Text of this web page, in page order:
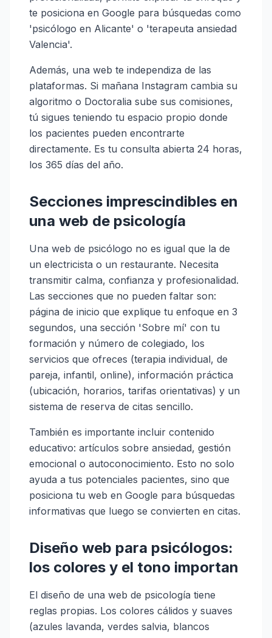
te posiciona en Google para búsquedas como
'psicólogo en Alicante' o 'terapeuta ansiedad
Valencia'.
Además, una web te independiza de las
plataformas. Si mañana Instagram cambia su
algoritmo o Doctoralia sube sus comisiones,
tú sigues teniendo tu espacio propio donde
los pacientes pueden encontrarte
directamente. Es tu consulta abierta 24 horas,
los 365 días del año.
Secciones imprescindibles en
una web de psicología
Una web de psicólogo no es igual que la de
un electricista o un restaurante. Necesita
transmitir calma, confianza y profesionalidad.
Las secciones que no pueden faltar son:
página de inicio que explique tu enfoque en 3
segundos, una sección 'Sobre mí' con tu
formación y número de colegiado, los
servicios que ofreces (terapia individual, de
pareja, infantil, online), información práctica
(ubicación, horarios, tarifas orientativas) y un
sistema de reserva de citas sencillo.
También es importante incluir contenido
educativo: artículos sobre ansiedad, gestión
emocional o autoconocimiento. Esto no solo
ayuda a tus potenciales pacientes, sino que
posiciona tu web en Google para búsquedas
informativas que luego se convierten en citas.
Diseño web para psicólogos:
los colores y el tono importan
El diseño de una web de psicología tiene
reglas propias. Los colores cálidos y suaves
(azules lavanda, verdes salvia, blancos